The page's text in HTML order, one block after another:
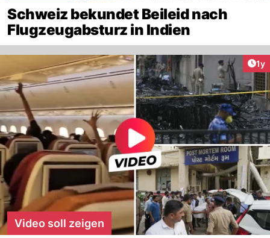
Schweiz bekundet Beileid nach
Flugzeugabsturz in Indien
1y
Video soll zeigen